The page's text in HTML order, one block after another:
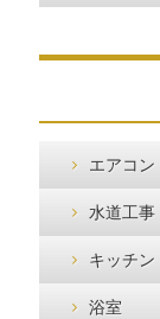
エアコン
水道工事
キッチン
浴室